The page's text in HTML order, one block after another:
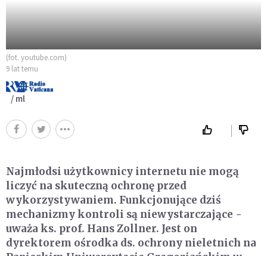
(fot. youtube.com)
9 lat temu
/ ml
Najmłodsi użytkownicy internetu nie mogą
liczyć na skuteczną ochronę przed
wykorzystywaniem. Funkcjonujące dziś
mechanizmy kontroli są niewystarczające -
uważa ks. prof. Hans Zollner. Jest on
dyrektorem ośrodka ds. ochrony nieletnich na